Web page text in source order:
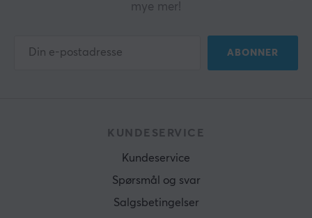
mye mer!
ABONNER
KUNDESERVICE
Kundeservice
Spørsmål og svar
Salgsbetingelser